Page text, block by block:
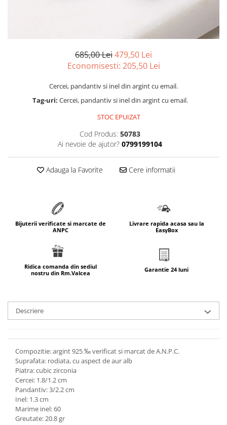
marimea 61
marimea 66
SETURI ARGINT
marime reglabila
marimea 51
marimea 52
marimea 54
marimea 55
marimea 57
marimea 58
marimea 59
marimea 60
marimea 61
marimea 62
marimea 63
685,00 Lei479,50 Lei
Economisesti: 205,50 Lei
Cercei, pandantiv si inel din argint cu email.
Tag-uri: Cercei, pandantiv si inel din argint cu email.
STOC EPUIZAT
Cod Produs: 50783
Ai nevoie de ajutor? 0799199104
Adauga la Favorite Cere informatii
Bijuterii verificate si marcate de
ANPC
Livrare rapida acasa sau la
EasyBox
Ridica comanda din sediul
nostru din Rm.Valcea
Garantie 24 luni
Descriere
Compozitie: argint 925 ‰ verificat si marcat de A.N.P.C.
Suprafata: rodiata, cu aspect de aur alb
Piatra: cubic zirconia
Cercei: 1.8/1.2 cm
Pandantiv: 3/2.2 cm
Inel: 1.3 cm
Marime inel: 60
Greutate: 20.8 gr